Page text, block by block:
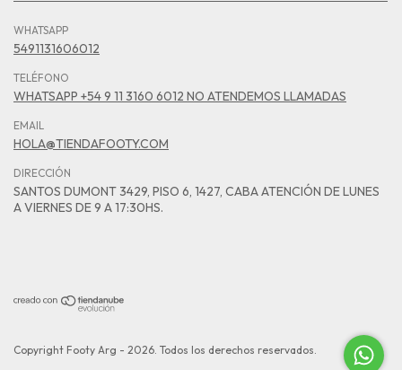
WHATSAPP
5491131606012
TELÉFONO
WHATSAPP +54 9 11 3160 6012 NO ATENDEMOS LLAMADAS
EMAIL
HOLA@TIENDAFOOTY.COM
DIRECCIÓN
SANTOS DUMONT 3429, PISO 6, 1427, CABA ATENCIÓN DE LUNES
A VIERNES DE 9 A 17:30HS.
Copyright Footy Arg - 2026. Todos los derechos reservados.